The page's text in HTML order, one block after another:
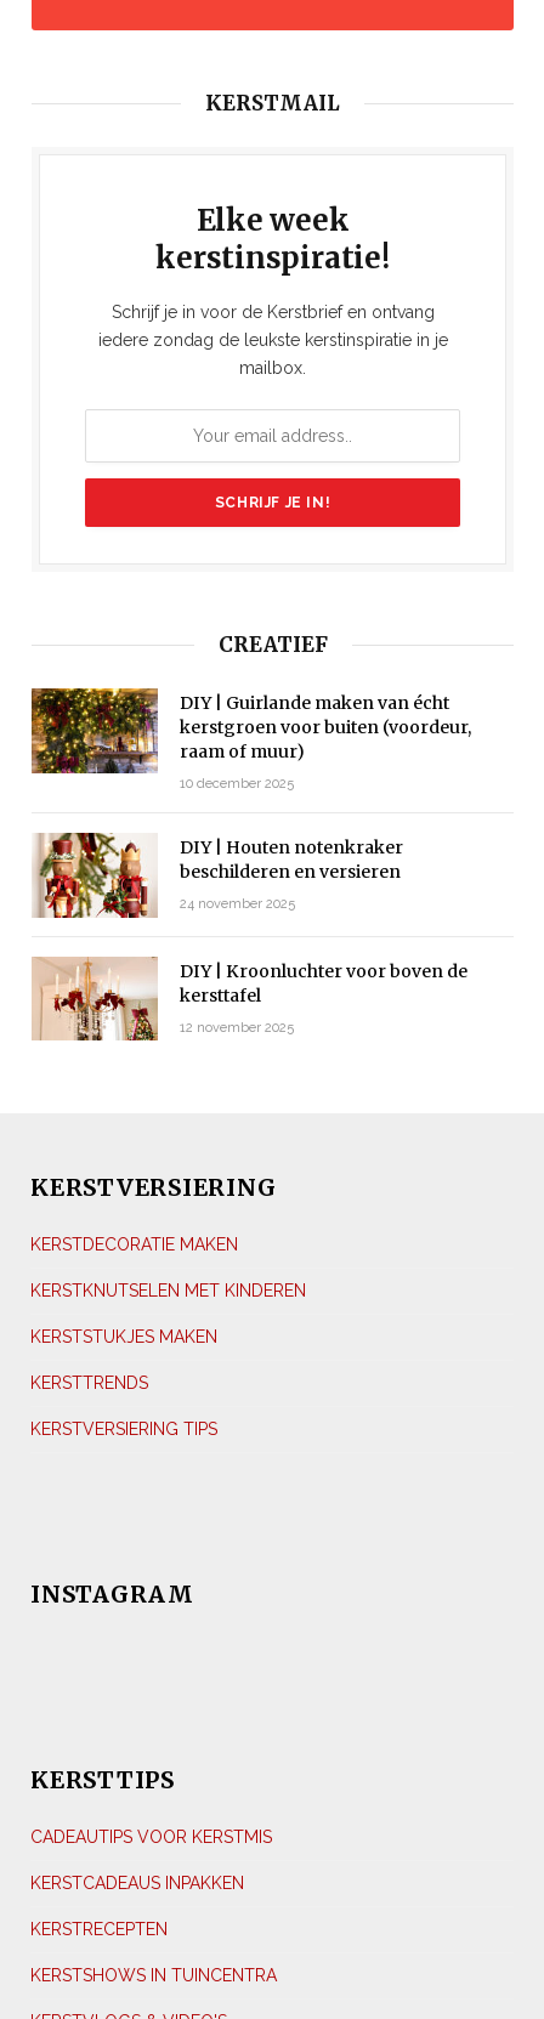
KERSTMAIL
Elke week
kerstinspiratie!
Schrijf je in voor de Kerstbrief en ontvang
iedere zondag de leukste kerstinspiratie in je
mailbox.
CREATIEF
DIY | Guirlande maken van écht
kerstgroen voor buiten (voordeur,
raam of muur)
10 december 2025
DIY | Houten notenkraker
beschilderen en versieren
24 november 2025
DIY | Kroonluchter voor boven de
kersttafel
12 november 2025
KERSTVERSIERING
KERSTDECORATIE MAKEN
KERSTKNUTSELEN MET KINDEREN
KERSTSTUKJES MAKEN
KERSTTRENDS
KERSTVERSIERING TIPS
INSTAGRAM
KERSTTIPS
CADEAUTIPS VOOR KERSTMIS
KERSTCADEAUS INPAKKEN
KERSTRECEPTEN
KERSTSHOWS IN TUINCENTRA